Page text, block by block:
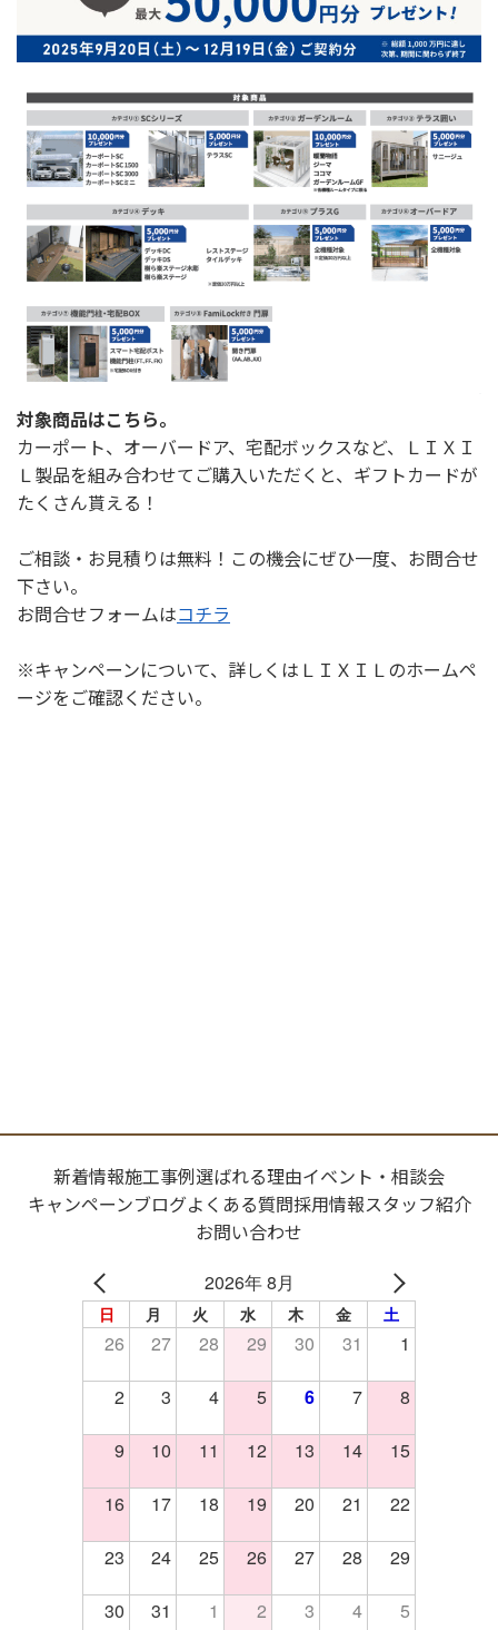
対象商品はこちら。
カーポート、オーバードア、宅配ボックスなど、ＬＩＸＩ
Ｌ製品を組み合わせてご購入いただくと、ギフトカードが
たくさん貰える！
ご相談・お見積りは無料！この機会にぜひ一度、お問合せ
下さい。
お問合せフォームはコチラ
※キャンペーンについて、詳しくはＬＩＸＩＬのホームペ
ージをご確認ください。
新着情報施工事例選ばれる理由イベント・相談会
キャンペーンブログよくある質問採用情報スタッフ紹介
お問い合わせ
2026年 8月
日 月 火 水 木 金 土
26 27 28 29 30 31 1
2 3 4 5 6 7 8
9 10 11 12 13 14 15
16 17 18 19 20 21 22
23 24 25 26 27 28 29
30 31 1 2 3 4 5